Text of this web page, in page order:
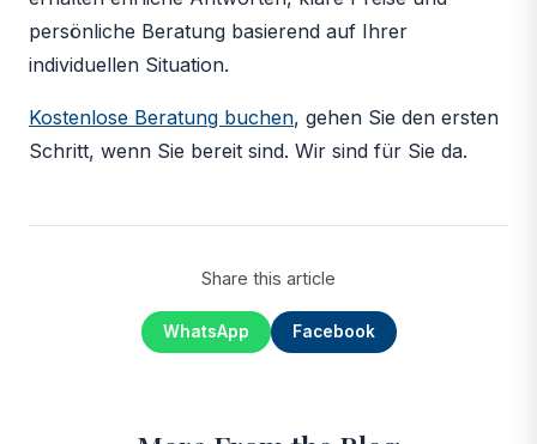
persönliche Beratung basierend auf Ihrer
individuellen Situation.
Kostenlose Beratung buchen, gehen Sie den ersten
Schritt, wenn Sie bereit sind. Wir sind für Sie da.
Share this article
WhatsApp Facebook